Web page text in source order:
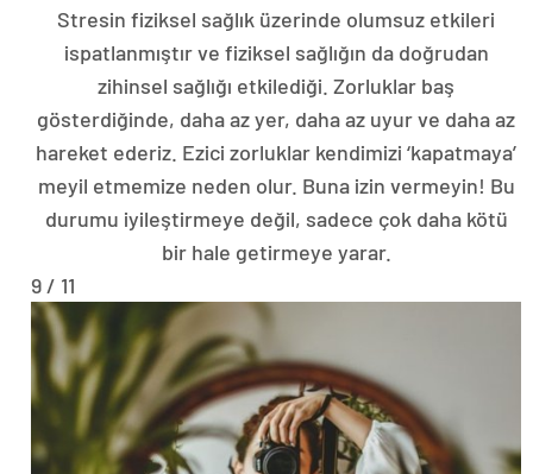
Stresin fiziksel sağlık üzerinde olumsuz etkileri
ispatlanmıştır ve fiziksel sağlığın da doğrudan
zihinsel sağlığı etkilediği. Zorluklar baş
gösterdiğinde, daha az yer, daha az uyur ve daha az
hareket ederiz. Ezici zorluklar kendimizi ‘kapatmaya’
meyil etmemize neden olur. Buna izin vermeyin! Bu
durumu iyileştirmeye değil, sadece çok daha kötü
bir hale getirmeye yarar.
9 / 11